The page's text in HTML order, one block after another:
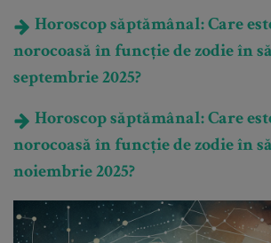
Horoscop săptămânal: Care
norocoasă în funcție de zodie în
septembrie 2025?
Horoscop săptămânal: Care
norocoasă în funcție de zodie în
noiembrie 2025?